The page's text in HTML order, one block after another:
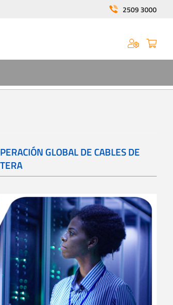
2509 3000
GLOBAL DE CABLES DE